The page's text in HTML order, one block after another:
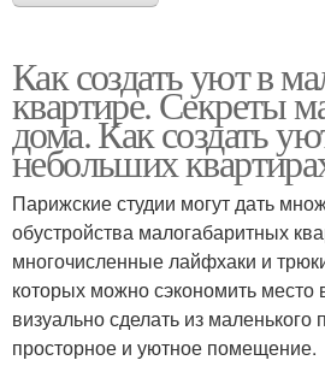
Как создать уют в
квартире. Секреты
дома. Как создать
небольших
Парижские студии могут дать
обустройства малогабаритных
многочисленные лайфхаки и
которых можно сэкономить
визуально сделать из маленького
просторное и уютное помещение.